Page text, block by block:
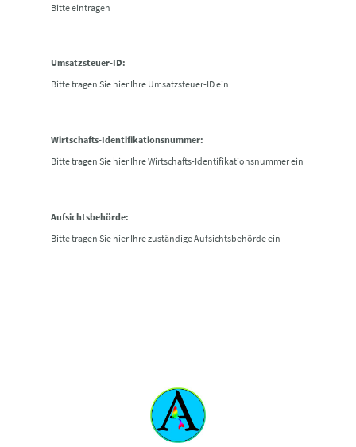
Bitte eintragen
Umsatzsteuer-ID:
Bitte tragen Sie hier Ihre Umsatzsteuer-ID ein
Wirtschafts-Identifikationsnummer:
Bitte tragen Sie hier Ihre Wirtschafts-Identifikationsnummer ein
Aufsichtsbehörde:
Bitte tragen Sie hier Ihre zuständige Aufsichtsbehörde ein